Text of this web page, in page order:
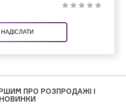
НАДІСЛАТИ
ПРО РОЗПРОДАЖІ І
НОВИНКИ